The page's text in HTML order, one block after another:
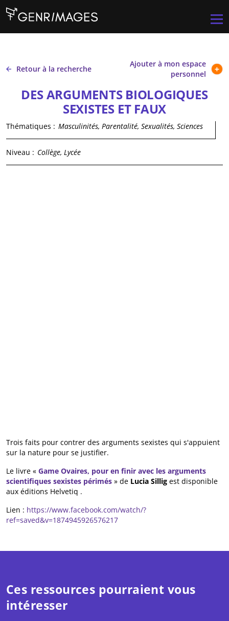
Retour à la recherche
Ajouter à mon espace
personnel
DES ARGUMENTS BIOLOGIQUES
SEXISTES ET FAUX
Thématiques : Masculinités, Parentalité, Sexualités, Sciences
Niveau : Collège, Lycée
Trois faits pour contrer des arguments sexistes qui s'appuient
sur la nature pour se justifier.
Le livre « Game Ovaires, pour en finir avec les arguments
scientifiques sexistes périmés » de Lucia Sillig est disponible
aux éditions Helvetiq .
Lien : https://www.facebook.com/watch/?
ref=saved&v=1874945926576217
Ces ressources pourraient vous
intéresser